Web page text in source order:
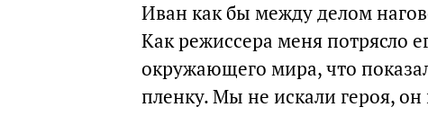
Иван как бы между делом
Как режиссера меня потрясло
окружающего мира, что
пленку. Мы не искали героя,